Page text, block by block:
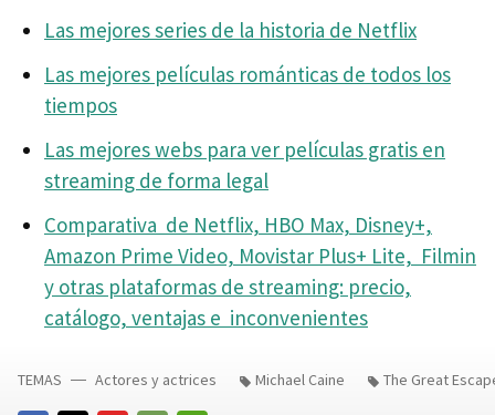
Las mejores series de la historia de Netflix
Las mejores películas románticas de todos los
tiempos
Las mejores webs para ver películas gratis en
streaming de forma legal
Comparativa de Netflix, HBO Max, Disney+,
Amazon Prime Video, Movistar Plus+ Lite, Filmin
y otras plataformas de streaming: precio,
catálogo, ventajas e inconvenientes
TEMAS Actores y actrices Michael Caine The Great